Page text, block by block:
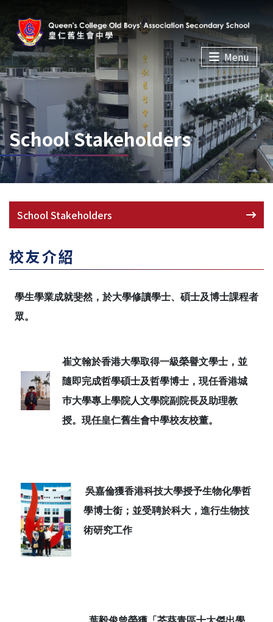
Menu
School Stakeholders
School Stakeholders
校友介紹
學生學業成就斐然，於大學修讀學士、碩士及博士課程者
眾。
崔文翰於香港大學取得一級榮譽文學士，並
隨即完成哲學碩士及哲學博士，現任香港城
巿大學專上學院人文學院副院長及助理教
授。現任皇仁舊生會中學校友校董。
吳嘉倫獲香港科技大學授予生物化學哲
學博士銜；並受聘於科大，進行生物技
術研究工作